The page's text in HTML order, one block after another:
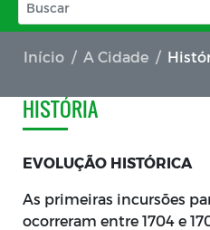
Início A Cidade
HISTÓRIA
EVOLUÇÃO HISTÓRICA
As primeiras incursões
ocorreram entre 1704 e